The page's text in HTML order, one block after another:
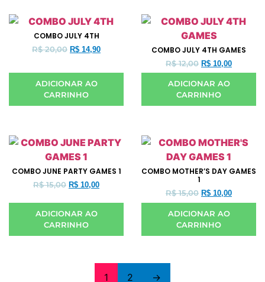
COMBO JULY 4TH
R$20,00 R$ 14,90
ADICIONAR AO
CARRINHO
COMBO JULY 4TH GAMES
R$12,00 R$ 10,00
ADICIONAR AO
CARRINHO
COMBO JUNE PARTY GAMES 1
R$15,00 R$ 10,00
ADICIONAR AO
CARRINHO
COMBO MOTHER’S DAY GAMES
1
R$15,00 R$ 10,00
ADICIONAR AO
CARRINHO
1 2 →